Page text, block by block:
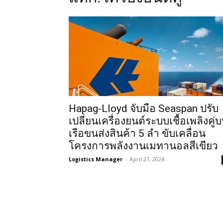
Hapag-Lloyd จับมือ Seaspan ปรับ
เปลี่ยนเครื่องยนต์ระบบเชื้อเพลิงคู่
เรือขนส่งสินค้า 5 ลำ ขับเคลื่อน
โครงการพลังงานเมทานอลสีเขียว
Logistics Manager - April 27, 2024